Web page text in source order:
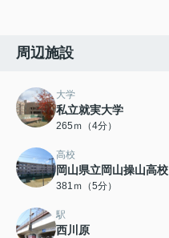
周辺施設
大学
私立就実大学
265ｍ（4分）
高校
岡山県立岡山操山高校
381ｍ（5分）
駅
西川原